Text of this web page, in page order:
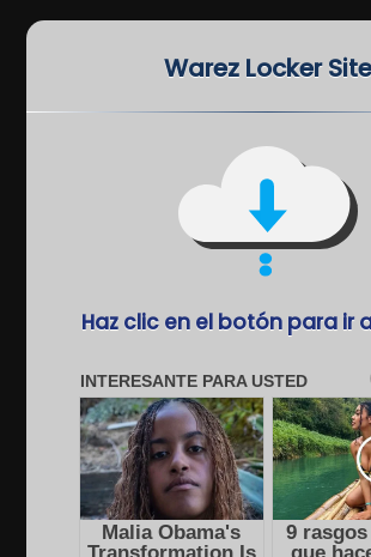
Warez Locker Site
Haz clic en el botón para ir